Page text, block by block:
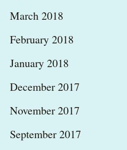
March 2018
February 2018
January 2018
December 2017
November 2017
September 2017